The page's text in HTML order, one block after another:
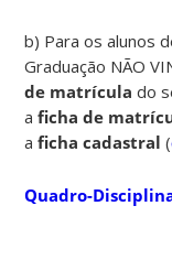
b) Para os alunos
Graduação NÃO
de matrícula do
aficha de
a ficha cadastral (
Quadro-